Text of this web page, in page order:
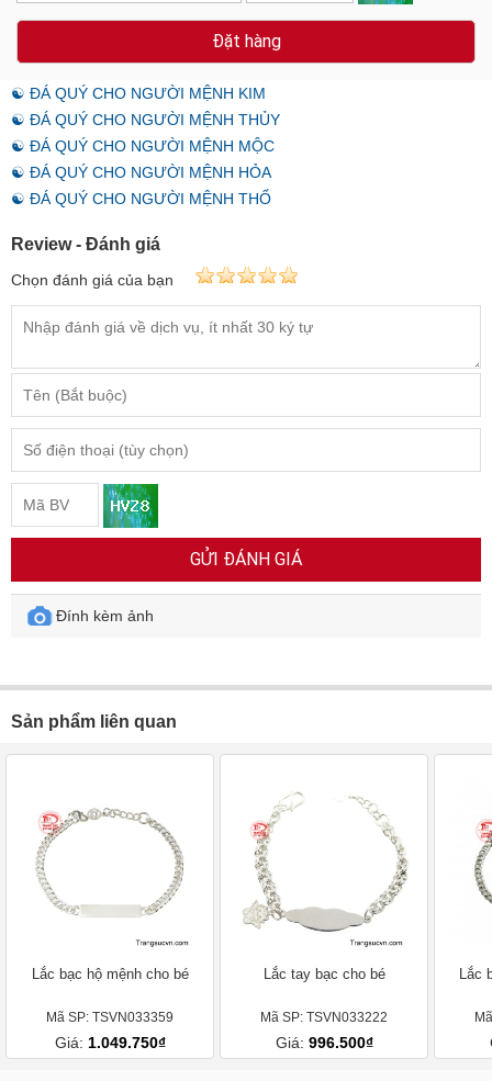
Đặt hàng
☯ ĐÁ QUÝ CHO NGƯỜI MỆNH KIM
☯ ĐÁ QUÝ CHO NGƯỜI MỆNH THỦY
☯ ĐÁ QUÝ CHO NGƯỜI MỆNH MỘC
☯ ĐÁ QUÝ CHO NGƯỜI MỆNH HỎA
☯ ĐÁ QUÝ CHO NGƯỜI MỆNH THỔ
Review - Đánh giá
Chọn đánh giá của bạn
GỬI ĐÁNH GIÁ
Đính kèm ảnh
Sản phẩm liên quan
Lắc bạc hộ mệnh cho bé
Mã SP: TSVN033359
Giá: 1.049.750₫
Lắc tay bạc cho bé
Mã SP: TSVN033222
Giá: 996.500₫
Lắc